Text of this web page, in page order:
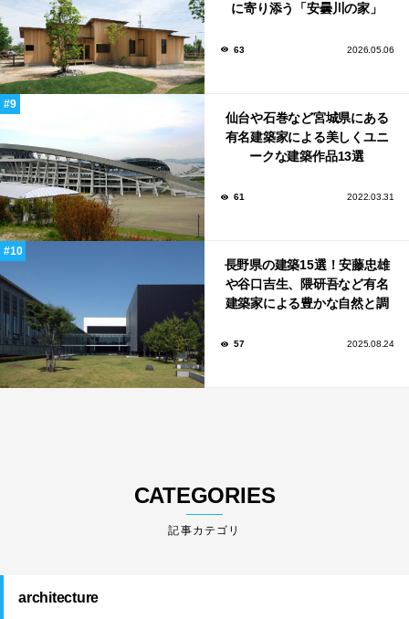
に寄り添う「安曇川の家」
63 2026.05.06
仙台や石巻など宮城県にある
有名建築家による美しくユニ
ークな建築作品13選
61 2022.03.31
長野県の建築15選！安藤忠雄
や谷口吉生、隈研吾など有名
建築家による豊かな自然と調
57 2025.08.24
CATEGORIES
architecture